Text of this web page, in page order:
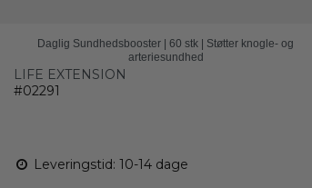
Daglig Sundhedsbooster | 60 stk | Støtter knogle- og
arteriesundhed
LIFE EXTENSION
#02291
Leveringstid: 10-14 dage